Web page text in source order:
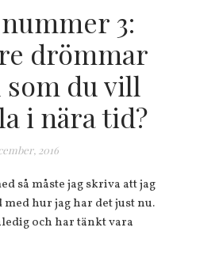
3:
drömmar
du vill
i nära tid?
2016
så måste jag skriva att jag
hur jag har det just nu.
och har tänkt vara